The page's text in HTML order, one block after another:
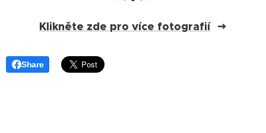
Klikněte zde pro více fotografií
Share